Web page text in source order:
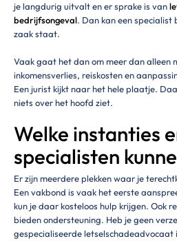
je langdurig uitvalt en er sprake is van
bedrijfsongeval. Dan kan een specialist
zaak staat.
Vaak gaat het dan om meer dan alleen
inkomensverlies, reiskosten en
Een jurist kijkt naar het hele plaatje.
niets over het hoofd ziet.
Welke instanties
specialisten
Er zijn meerdere plekken waar je
Een vakbond is vaak het eerste
kun je daar kosteloos hulp krijgen. Ook
bieden ondersteuning. Heb je geen
gespecialiseerde letselschadeadvocaat